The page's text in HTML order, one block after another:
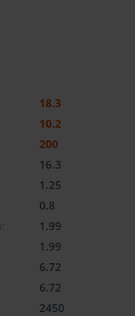
18.3
10.2
200
16.3
1.25
0.8
1.99
1.99
6.72
6.72
2450